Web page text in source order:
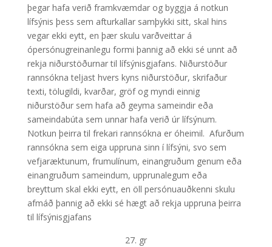
þegar hafa verið framkvæmdar og byggja á notkun
lífsýnis þess sem afturkallar samþykki sitt, skal hins
vegar ekki eytt, en þær skulu varðveittar á
ópersónugreinanlegu formi þannig að ekki sé unnt að
rekja niðurstöðurnar til lífsýnisgjafans. Niðurstöður
rannsókna teljast hvers kyns niðurstöður, skrifaður
texti, tölugildi, kvarðar, gröf og myndi einnig
niðurstöður sem hafa að geyma sameindir eða
sameindabúta sem unnar hafa verið úr lífsýnum.
Notkun þeirra til frekari rannsókna er óheimil. Afurðum
rannsókna sem eiga uppruna sinn í lífsýni, svo sem
vefjaræktunum, frumulínum, einangruðum genum eða
einangruðum sameindum, upprunalegum eða
breyttum skal ekki eytt, en öll persónuauðkenni skulu
afmáð þannig að ekki sé hægt að rekja uppruna þeirra
til lífsýnisgjafans
gr